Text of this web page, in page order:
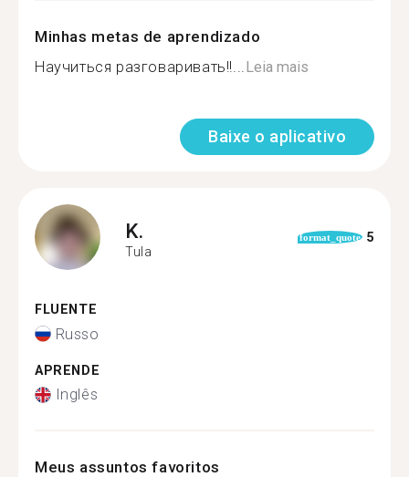
Minhas metas de aprendizado
Научиться разговаривать!!...Leia mais
Baixe o aplicativo
K.
Tula
format_quote 5
FLUENTE
Russo
APRENDE
Inglês
Meus assuntos favoritos